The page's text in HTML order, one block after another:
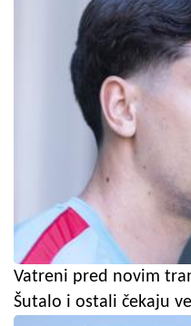
Vatreni pred novim
Šutalo i ostali čekaju